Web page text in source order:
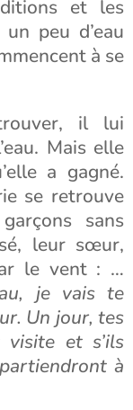
et les
peu d’eau
à se
il lui
Mais elle
a gagné.
se retrouve
sans
leur sœur,
le vent : …
je vais te
Un jour, tes
et s’ils
à